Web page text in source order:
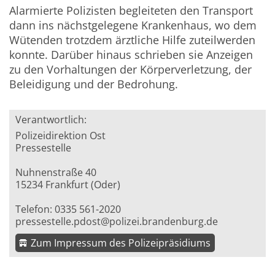
Alarmierte Polizisten begleiteten den Transport
dann ins nächstgelegene Krankenhaus, wo dem
Wütenden trotzdem ärztliche Hilfe zuteilwerden
konnte. Darüber hinaus schrieben sie Anzeigen
zu den Vorhaltungen der Körperverletzung, der
Beleidigung und der Bedrohung.
Verantwortlich:
Polizeidirektion Ost
Pressestelle
Nuhnenstraße 40
15234 Frankfurt (Oder)
Telefon: 0335 561-2020
pressestelle.pdost@polizei.brandenburg.de
Zum Impressum des Polizeipräsidiums